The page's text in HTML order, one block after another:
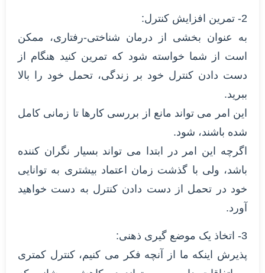
2- تمرین افزایش کنترل:
به عنوان بخشی از درمان شناختی-رفتاری، ممکن
است از شما خواسته شود که تمرین کنید هنگام از
دست دادن کنترل خود بر زندگی، تحمل خود را بالا
ببرید.
این امر می تواند مانع از بررسی کارها تا زمانی کامل
شده باشند، شود.
اگرچه این امر در ابتدا می تواند بسیار نگران کننده
باشد، ولی با گذشت زمان اعتماد بیشتری به توانایی
خود در تحمل از دست دادن کنترل به دست خواهید
آورد.
3- اتخاذ یک موضع گیری ذهنی:
پذیرش اینکه ما از آنچه فکر می کنیم، کنترل کمتری